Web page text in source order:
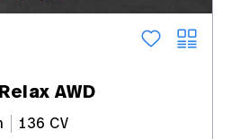
AWD
136 CV